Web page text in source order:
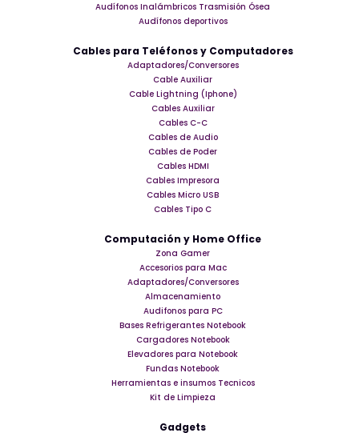
Audífonos Inalámbricos Trasmisión Ósea
Audífonos deportivos
Cables para Teléfonos y Computadores
Adaptadores/Conversores
Cable Auxiliar
Cable Lightning (Iphone)
Cables Auxiliar
Cables C-C
Cables de Audio
Cables de Poder
Cables HDMI
Cables Impresora
Cables Micro USB
Cables Tipo C
Computación y Home Office
Zona Gamer
Accesorios para Mac
Adaptadores/Conversores
Almacenamiento
Audifonos para PC
Bases Refrigerantes Notebook
Cargadores Notebook
Elevadores para Notebook
Fundas Notebook
Herramientas e insumos Tecnicos
Kit de Limpieza
Gadgets